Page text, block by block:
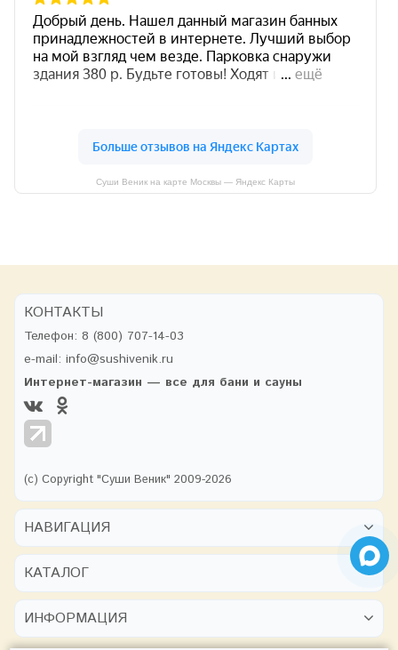
Суши Веник на карте Москвы — Яндекс Карты
КОНТАКТЫ
Телефон: 8 (800) 707-14-03
e-mail: info@sushivenik.ru
Интернет-магазин — все для бани и сауны
(с) Copyright "Суши Веник" 2009-2026
НАВИГАЦИЯ
КАТАЛОГ
ИНФОРМАЦИЯ